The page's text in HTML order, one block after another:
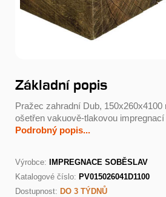
Základní popis
Pražec zahradní Dub, 150x260x4100
ošetřen vakuově-tlakovou
Podrobný popis...
Výrobce:
IMPREGNACE SOBĚSLAV
Katalogové číslo: PV015026041D1100
Dostupnost: DO 3 TÝDNŮ